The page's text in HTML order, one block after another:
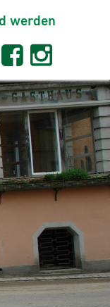
werden
seit 1698